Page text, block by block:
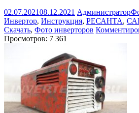
02.07.202108.12.2021 Администратор
Инвертор, Инструкция, РЕСАНТА,
Скачать, Фото инверторов
Просмотров: 7 361